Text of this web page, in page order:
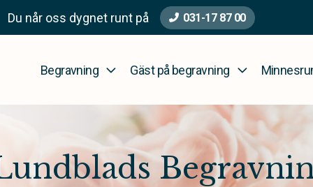
Du når oss dygnet runt på 031-17 87 00
Begravning Gäst på begravning